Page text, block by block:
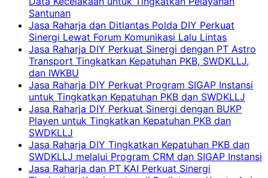
Santunan
Jasa Raharja dan Ditlantas Polda DIY Perkuat
Sinergi Lewat Forum Komunikasi Lalu Lintas
Jasa Raharja DIY Perkuat Sinergi dengan PT Astro
Transport Tingkatkan Kepatuhan PKB, SWDKLLJ,
dan IWKBU
Jasa Raharja DIY Perkuat Program SIGAP Instansi
untuk Tingkatkan Kepatuhan PKB dan SWDKLLJ
Jasa Raharja DIY Perkuat Sinergi dengan BUKP
Playen untuk Tingkatkan Kepatuhan PKB dan
SWDKLLJ
Jasa Raharja DIY Tingkatkan Kepatuhan PKB dan
SWDKLLJ melalui Program CRM dan SIGAP Instansi
Jasa Raharja dan PT KAI Perkuat Sinergi